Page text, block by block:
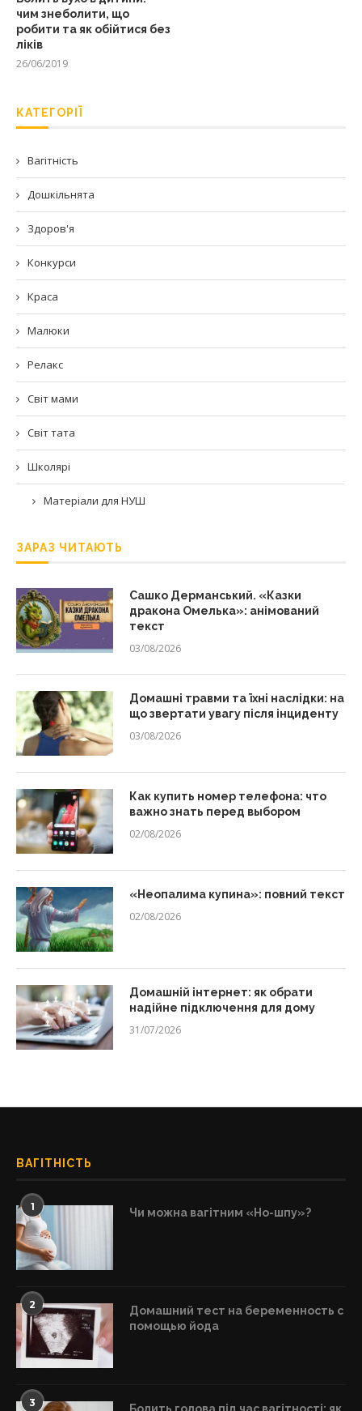
чим знеболити, що
робити та як обійтися без
ліків
26/06/2019
КАТЕГОРІЇ
Вагітність
Дошкільнята
Здоров'я
Конкурси
Краса
Малюки
Релакс
Світ мами
Світ тата
Школярі
Матеріали для НУШ
ЗАРАЗ ЧИТАЮТЬ
Сашко Дерманський. «Казки
дракона Омелька»: анімований
текст
03/08/2026
Домашні травми та їхні наслідки: на
що звертати увагу після інциденту
03/08/2026
Как купить номер телефона: что
важно знать перед выбором
02/08/2026
«Неопалима купина»: повний текст
02/08/2026
Домашній інтернет: як обрати
надійне підключення для дому
31/07/2026
ВАГІТНІСТЬ
1 Чи можна вагітним «Но-шпу»?
2
Домашний тест на беременность с
помощью йода
3